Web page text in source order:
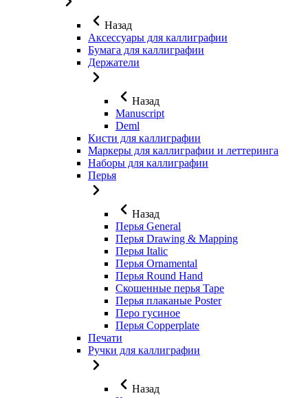
Назад
Аксессуары для каллиграфии
Бумага для каллиграфии
Держатели
Назад
Manuscript
Deml
Кисти для каллиграфии
Маркеры для каллиграфии и леттеринга
Наборы для каллиграфии
Перья
Назад
Перья General
Перья Drawing & Mapping
Перья Italic
Перья Ornamental
Перья Round Hand
Скошенные перья Tape
Перья плаканые Poster
Перо гусиное
Перья Copperplate
Печати
Ручки для каллиграфии
Назад